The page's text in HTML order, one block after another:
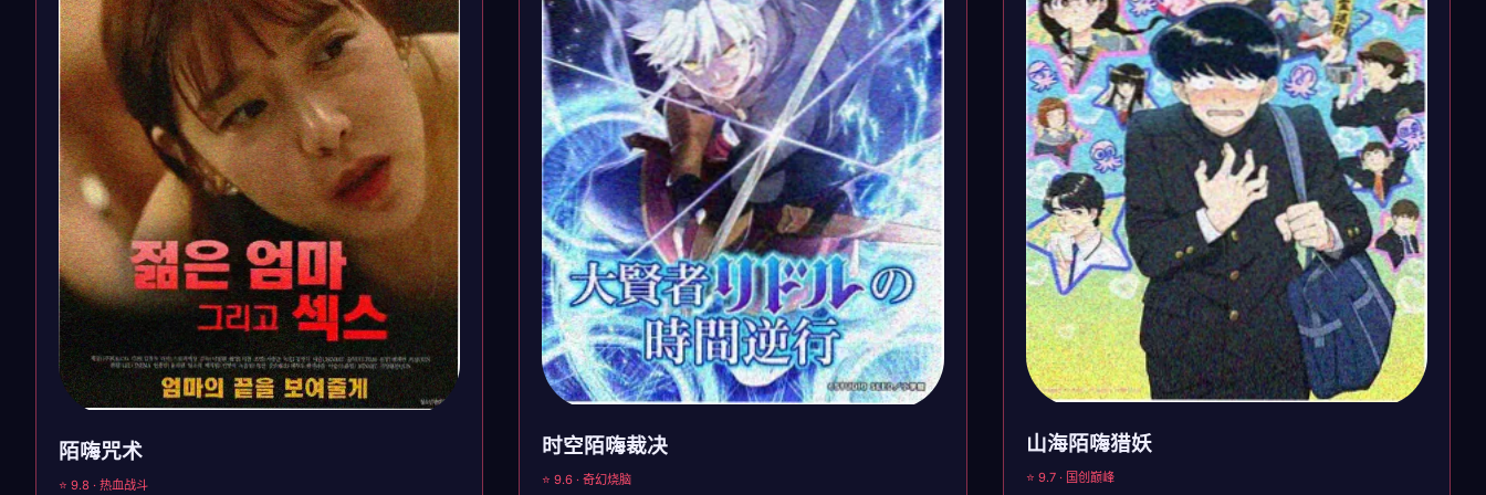
陌嗨咒术
⭐ 9.8 · 热血战斗
时空陌嗨裁决
⭐ 9.6 · 奇幻烧脑
山海陌嗨猎妖
⭐ 9.7 · 国创巅峰